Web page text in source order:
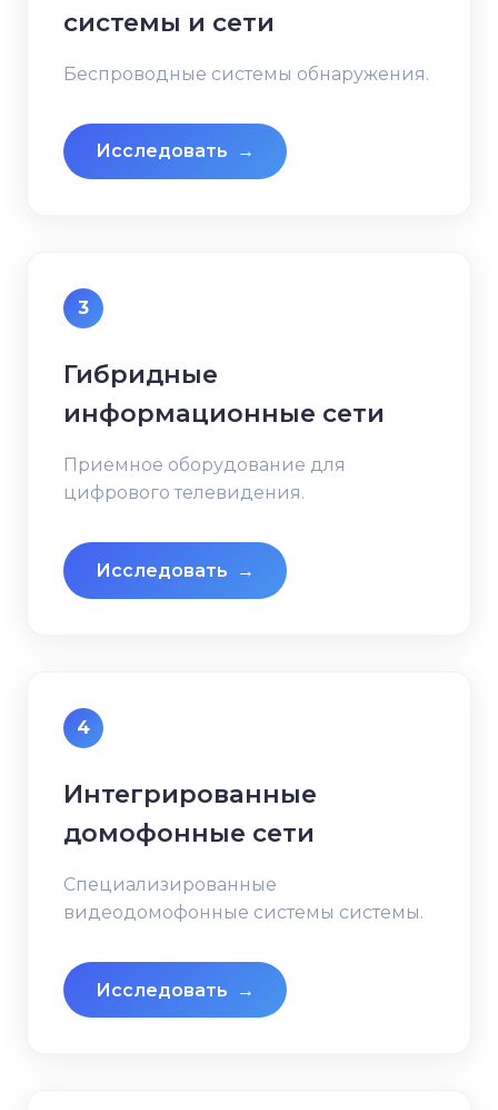
системы и сети
Беспроводные системы обнаружения.
Исследовать →
3
Гибридные
информационные сети
Приемное оборудование для
цифрового телевидения.
Исследовать →
4
Интегрированные
домофонные сети
Специализированные
видеодомофонные системы системы.
Исследовать →